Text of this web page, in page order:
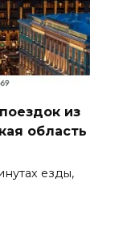
из
область
езды,